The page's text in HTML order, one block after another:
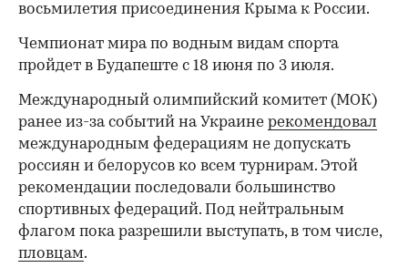
восьмилетия присоединения Крыма к России.
Чемпионат мира по водным видам спорта
пройдет в Будапеште с 18 июня по 3 июля.
Международный олимпийский комитет (МОК)
ранее из-за событий на Украине рекомендовал
международным федерациям не допускать
россиян и белорусов ко всем турнирам. Этой
рекомендации последовали большинство
спортивных федераций. Под нейтральным
флагом пока разрешили выступать, в том числе,
пловцам.